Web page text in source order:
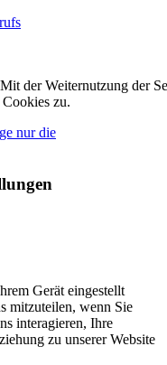
der Weiternutzung der
zu.
nur die
Gerät eingestellt
mitzuteilen, wenn Sie
interagieren, Ihre
zu unserer Website